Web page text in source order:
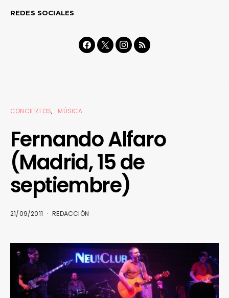
REDES SOCIALES
CONCIERTOS MÚSICA
Fernando Alfaro
(Madrid, 15 de
septiembre)
21/09/2011 REDACCIÓN